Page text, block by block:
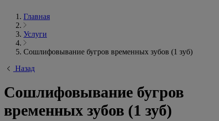
Главная
Услуги
Сошлифовывание бугров временных зубов (1 зуб)
Назад
Сошлифовывание бугров
временных зубов (1 зуб)